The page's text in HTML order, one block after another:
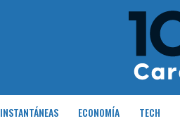
INSTANTÁNEAS ECONOMÍA TECH